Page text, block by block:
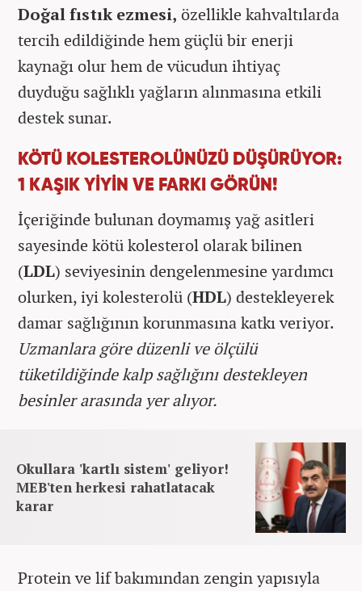
Doğal fıstık ezmesi, özellikle kahvaltılarda
tercih edildiğinde hem güçlü bir enerji
kaynağı olur hem de vücudun ihtiyaç
duyduğu sağlıklı yağların alınmasına etkili
destek sunar.
KÖTÜ KOLESTEROLÜNÜZÜ DÜŞÜRÜYOR:
1 KAŞIK YİYİN VE FARKI GÖRÜN!
İçeriğinde bulunan doymamış yağ asitleri
sayesinde kötü kolesterol olarak bilinen
(LDL) seviyesinin dengelenmesine yardımcı
olurken, iyi kolesterolü (HDL) destekleyerek
damar sağlığının korunmasına katkı veriyor.
Uzmanlara göre düzenli ve ölçülü
tüketildiğinde kalp sağlığını destekleyen
besinler arasında yer alıyor.
Okullara 'kartlı sistem' geliyor!
MEB'ten herkesi rahatlatacak
karar
Protein ve lif bakımından zengin yapısıyla